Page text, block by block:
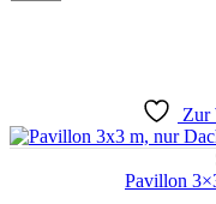
Zur
Pavillon